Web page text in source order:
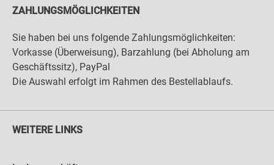
ZAHLUNGSMÖGLICHKEITEN
Sie haben bei uns folgende Zahlungsmöglichkeiten:
Vorkasse (Überweisung), Barzahlung (bei Abholung am
Geschäftssitz), PayPal
Die Auswahl erfolgt im Rahmen des Bestellablaufs.
WEITERE LINKS